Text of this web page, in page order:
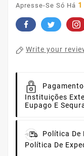
Apresse-Se Só Há 1
Write your
Instituições
Eupago E
Política De
Política De